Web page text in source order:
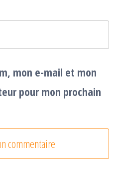
mon e-mail et mon
pour mon prochain